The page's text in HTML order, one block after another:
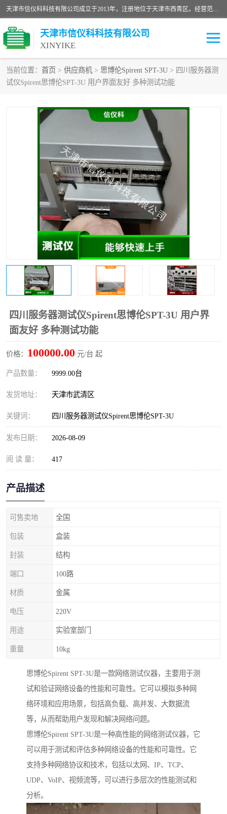
天津市信仪科科技有限公司成立于2013年，注册地位于天津市西青区。经营范围包括计算机软件、电子产品、仪器技术开发、技术转让、技术咨询、技术服务、网络工程、电子监控工程安装等；主要产品有：网络流量测试仪、Ixia XM2、XM12、XGS2、XGS12、400T、1600T、X16网络协议分析仪，Agilent N2X 等等各种型号，欢迎来电咨询。
天津市信仪科科技有限公司
XINYIKE
当前位置： 首页 > 供应商机 > 思博伦Spirent SPT-3U > 四川服务器测
试仪Spirent思博伦SPT-3U 用户界面友好 多种测试功能
四川服务器测试仪Spirent思博伦SPT-3U 用户界
面友好 多种测试功能
价格： 100000.00 元/台 起
产品数量： 9999.00台
发货地址： 天津市武清区
关键词： 四川服务器测试仪Spirent思博伦SPT-3U
发布日期： 2026-08-09
阅 读 量： 417
产品描述
可售卖地 全国
包装 盒装
封装 结构
端口 100路
材质 金属
电压 220V
用途 实验室部门
重量 10kg
思博伦Spirent SPT-3U是一款网络测试仪器，主要用于测
试和验证网络设备的性能和可靠性。它可以模拟多种网
络环境和应用场景，包括高负载、高并发、大数据流
等，从而帮助用户发现和解决网络问题。
思博伦Spirent SPT-3U是一种高性能的网络测试仪器，它
可以用于测试和评估多种网络设备的性能和可靠性。它
支持多种网络协议和技术，包括以太网、IP、TCP、
UDP、VoIP、视频流等，可以进行多层次的性能测试和
分析。
思博伦Spirent C50 思博伦Spirent C1
思博伦Spirent C100 思博伦Spirent N4U
思博伦Spirent SPT-2U
思博伦600B 思博伦SPT-2000A-HS
思博伦Spirent SPT-3U 思博伦TestCenter
发包仪IXIA XGS2 思博伦Spirent SPT-9000A